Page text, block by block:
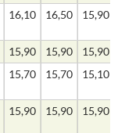
16,10 16,50 15,90
15,90 15,90
15,90
15,70 15,70 15,10
15,90 15,90 15,90